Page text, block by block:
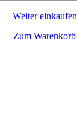
Zum Warenkorb
Weiter einkaufen